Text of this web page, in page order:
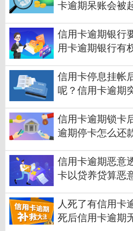
卡逾期呆账会被
信用卡逾期银行
用卡逾期银行有
信用卡停息挂帐
呢？信用卡逾期
信用卡逾期锁卡
逾期停卡怎么还
信用卡逾期恶意
卡以贷养贷算恶
人死了有信用卡
死后信用卡逾期